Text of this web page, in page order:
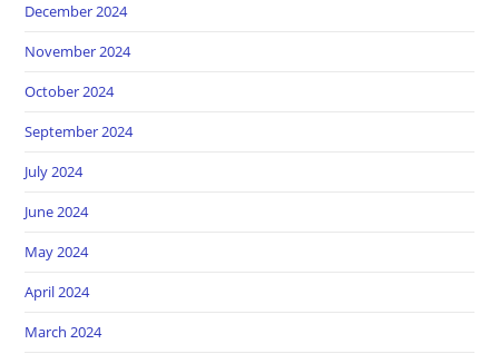
December 2024
November 2024
October 2024
September 2024
July 2024
June 2024
May 2024
April 2024
March 2024